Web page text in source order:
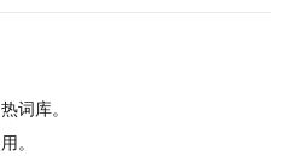
词库。
。